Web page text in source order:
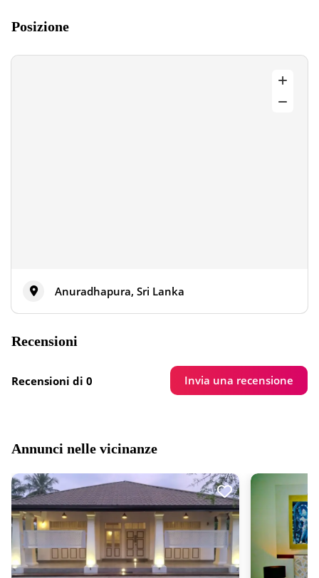
Posizione
Anuradhapura, Sri Lanka
Recensioni
Recensioni di 0 Invia una recensione
Annunci nelle vicinanze